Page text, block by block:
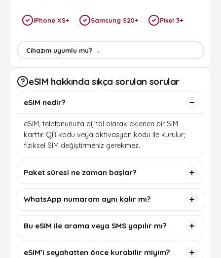
iPhone XS+ Samsung S20+ Pixel 3+
Cihazım uyumlu mu? →
eSIM hakkında sıkça sorulan sorular
eSIM nedir?
eSIM, telefonunuza dijital olarak eklenen bir SIM
karttır. QR kodu veya aktivasyon kodu ile kurulur;
fiziksel SIM değiştirmeniz gerekmez.
Paket süresi ne zaman başlar?
WhatsApp numaram aynı kalır mı?
Bu eSIM ile arama veya SMS yapılır mı?
eSIM’i seyahatten önce kurabilir miyim?